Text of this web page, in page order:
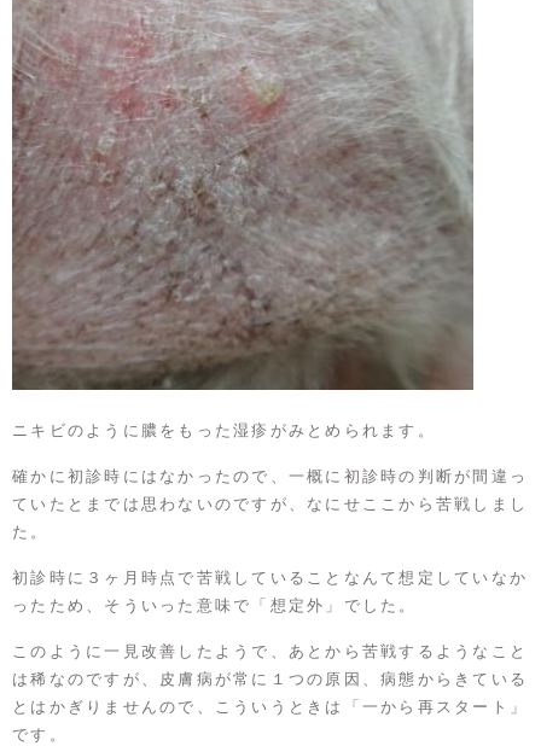
ニキビのように膿をもった湿疹がみとめられます。
確かに初診時にはなかったので、一概に初診時の判断が間違っ
ていたとまでは思わないのですが、なにせここから苦戦しまし
た。
初診時に３ヶ月時点で苦戦していることなんて想定していなか
ったため、そういった意味で「想定外」でした。
このように一見改善したようで、あとから苦戦するようなこと
は稀なのですが、皮膚病が常に１つの原因、病態からきている
とはかぎりませんので、こういうときは「一から再スタート」
です。